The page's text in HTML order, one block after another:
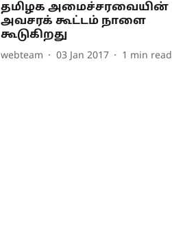
தமிழக அமைச்சரவையின்
அவசரக் கூட்டம் நாளை
கூடுகிறது
webteam 03 Jan 2017 1 min read